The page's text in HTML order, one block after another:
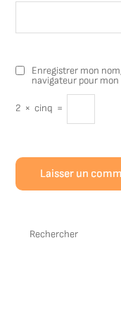
Enregistrer mon
navigateur pour
2 × cinq =
Rechercher